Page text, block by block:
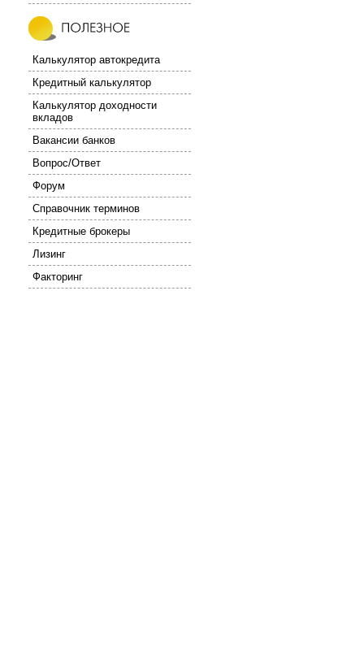
Калькулятор автокредита
Кредитный калькулятор
Калькулятор доходности
вкладов
Вакансии банков
Вопрос/Ответ
Форум
Справочник терминов
Кредитные брокеры
Лизинг
Факторинг